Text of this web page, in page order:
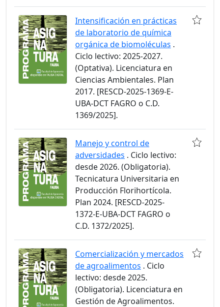
Intensificación en prácticas
de laboratorio de química
orgánica de biomoléculas .
Ciclo lectivo: 2025-2027.
(Optativa). Licenciatura en
Ciencias Ambientales. Plan
2017. [RESCD-2025-1369-E-
UBA-DCT FAGRO o C.D.
1369/2025].
Manejo y control de
adversidades . Ciclo lectivo:
desde 2026. (Obligatoria).
Tecnicatura Universitaria en
Producción Florihortícola.
Plan 2024. [RESCD-2025-
1372-E-UBA-DCT FAGRO o
C.D. 1372/2025].
Comercialización y mercados
de agroalimentos . Ciclo
lectivo: desde 2025.
(Obligatoria). Licenciatura en
Gestión de Agroalimentos.